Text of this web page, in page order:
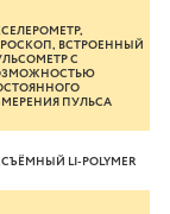
ВСТРОЕННЫЙ
С
ПУЛЬСА
LI-POLYMER